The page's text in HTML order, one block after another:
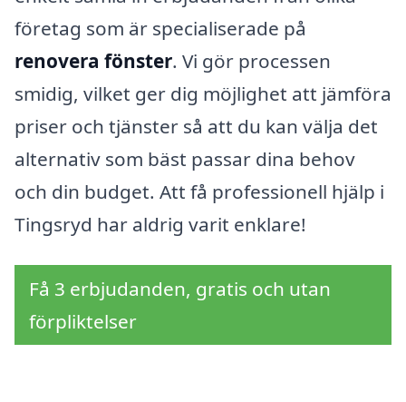
företag som är specialiserade på
renovera fönster. Vi gör processen
smidig, vilket ger dig möjlighet att jämföra
priser och tjänster så att du kan välja det
alternativ som bäst passar dina behov
och din budget. Att få professionell hjälp i
Tingsryd har aldrig varit enklare!
Få 3 erbjudanden, gratis och utan
förpliktelser